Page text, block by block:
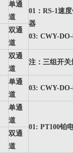
单通
道
01：RS-1速
器
03: CWY-
双通
道
双通
道
注：三组开关
单通
道
03: CWY-
单通
道
01: PT100铂
双通
道